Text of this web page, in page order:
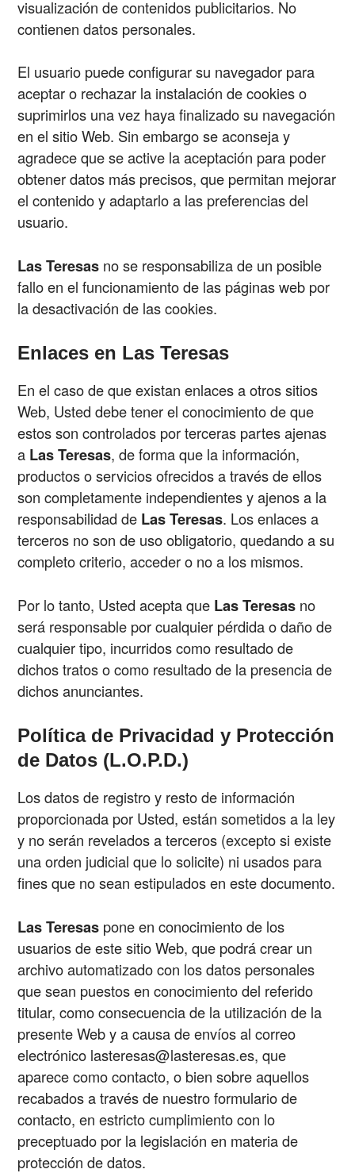
visualización de contenidos publicitarios. No
contienen datos personales.
El usuario puede configurar su navegador para
aceptar o rechazar la instalación de cookies o
suprimirlos una vez haya finalizado su navegación
en el sitio Web. Sin embargo se aconseja y
agradece que se active la aceptación para poder
obtener datos más precisos, que permitan mejorar
el contenido y adaptarlo a las preferencias del
usuario.
Las Teresas no se responsabiliza de un posible
fallo en el funcionamiento de las páginas web por
la desactivación de las cookies.
Enlaces en Las Teresas
En el caso de que existan enlaces a otros sitios
Web, Usted debe tener el conocimiento de que
estos son controlados por terceras partes ajenas
a Las Teresas, de forma que la información,
productos o servicios ofrecidos a través de ellos
son completamente independientes y ajenos a la
responsabilidad de Las Teresas. Los enlaces a
terceros no son de uso obligatorio, quedando a su
completo criterio, acceder o no a los mismos.
Por lo tanto, Usted acepta que Las Teresas no
será responsable por cualquier pérdida o daño de
cualquier tipo, incurridos como resultado de
dichos tratos o como resultado de la presencia de
dichos anunciantes.
Política de Privacidad y Protección
de Datos (L.O.P.D.)
Los datos de registro y resto de información
proporcionada por Usted, están sometidos a la ley
y no serán revelados a terceros (excepto si existe
una orden judicial que lo solicite) ni usados para
fines que no sean estipulados en este documento.
Las Teresas pone en conocimiento de los
usuarios de este sitio Web, que podrá crear un
archivo automatizado con los datos personales
que sean puestos en conocimiento del referido
titular, como consecuencia de la utilización de la
presente Web y a causa de envíos al correo
electrónico lasteresas@lasteresas.es, que
aparece como contacto, o bien sobre aquellos
recabados a través de nuestro formulario de
contacto, en estricto cumplimiento con lo
preceptuado por la legislación en materia de
protección de datos.